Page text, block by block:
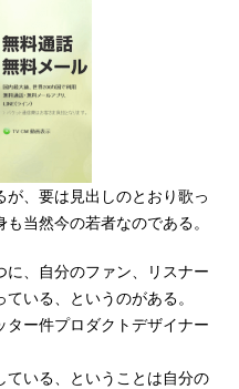
、要は見出しのとおり歌っ
当然今の若者なのである。
、自分のファン、リスナー
いる、というのがある。
ー件プロダクトデザイナー
ている、ということは自分の